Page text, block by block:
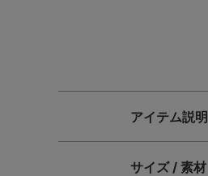
アイテム説明
サイズ / 素材